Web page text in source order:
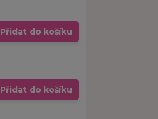
Přidat do košíku
Přidat do košíku